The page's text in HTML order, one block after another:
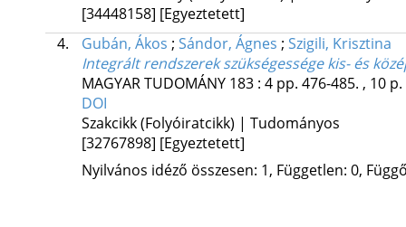
[34448158] [Egyeztetett]
4.
Gubán, Ákos ; Sándor, Ágnes ; Szigili, Krisztina
Integrált rendszerek szükségessége kis- és
MAGYAR TUDOMÁNY 183: 4 pp. 476-485. , 10 p.
DOI
Szakcikk (Folyóiratcikk) | Tudományos
[32767898] [Egyeztetett]
Nyilvános idéző összesen: 1, Független: 0,